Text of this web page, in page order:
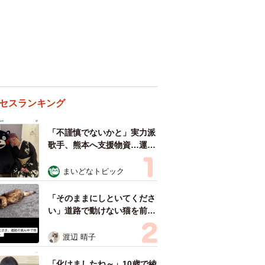
スランキング
「不謹慎でないかと」実力派
歌手、熊本へ支援物資…運搬
トラックの車体デザインにた
めらい 「痛いほど伝わる」
「行動され立派」
まいどなトピック
「そのままにしといてくださ
い」道路で動けない猫を前に
返された一言… 懸命に生き
ようとした4日間 「命の重
さはみんな同じ」保護団体代
表の訴え
渡辺 晴子